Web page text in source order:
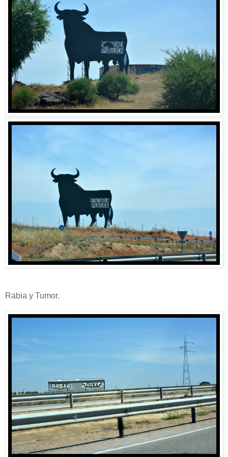
Rabia y Tumor.